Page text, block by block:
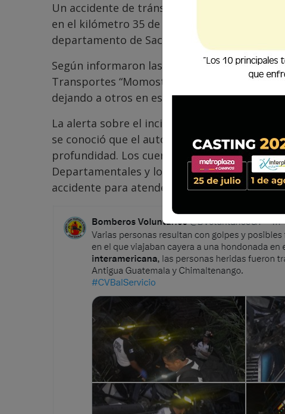
Un accidente de tránsito se registró en
en el kilómetro 35 de la ruta Interamericana,
departamento de Sacatepéquez.
Según informaron las autoridades, un
Transportes “Momosteca” cayó a una
dejando a otros en estado de crisis nerviosa.
La alerta sobre el incidente se recibió
se conoció que el autobús había caído a un
profundidad. Los cuerpos de socorro,
Departamentales y los Bomberos
accidente para atender a las víctimas.